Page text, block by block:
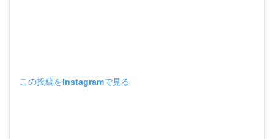
この投稿をInstagramで見る